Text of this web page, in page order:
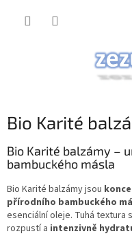
Bio Karité
Bio Karité balzámy –
bambuckého másla
Bio Karité balzámy jsou
přírodního bambuckého
esenciální oleje. Tuhá
rozpustí a intenzivně